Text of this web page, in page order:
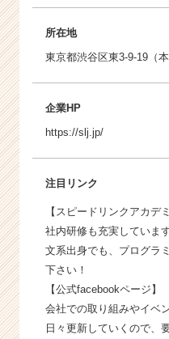
所在地
東京都渋谷区東3-9-19（
企業HP
https://slj.jp/
注目リンク
【 スピードリンクアカデ
社内研修も充実していま
文系出身でも、プログラ
下さい！
【公式facebookページ 】
会社での取り組みやイベ
日々更新していくので、